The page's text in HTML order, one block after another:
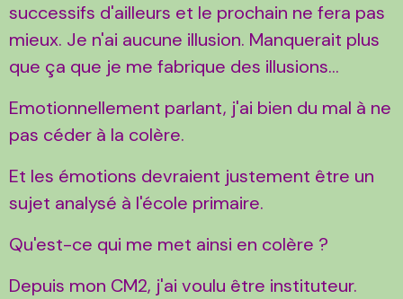
successifs d'ailleurs et le prochain ne fera pas
mieux. Je n'ai aucune illusion. Manquerait plus
que ça que je me fabrique des illusions...
Emotionnellement parlant, j'ai bien du mal à ne
pas céder à la colère.
Et les émotions devraient justement être un
sujet analysé à l'école primaire.
Qu'est-ce qui me met ainsi en colère ?
Depuis mon CM2, j'ai voulu être instituteur.